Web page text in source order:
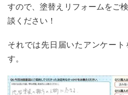
すので、塗替えリフォームをご
談ください！
それでは先日届いたアンケー
す。